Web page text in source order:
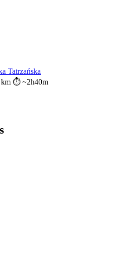
Tatrzańska
km ⏱️ ~2h40m